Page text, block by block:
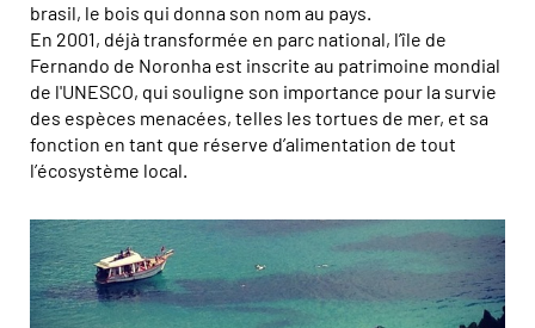
brasil, le bois qui donna son nom au pays.
En 2001, déjà transformée en parc national, l’île de
Fernando de Noronha est inscrite au patrimoine mondial
de l'UNESCO, qui souligne son importance pour la survie
des espèces menacées, telles les tortues de mer, et sa
fonction en tant que réserve d’alimentation de tout
l’écosystème local.